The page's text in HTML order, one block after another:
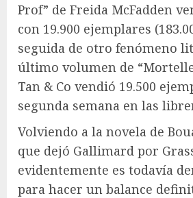
Prof” de Freida McFadden
con 19.900 ejemplares
seguida de otro fenómeno
último volumen de
Tan & Co vendió 19.500
segunda semana en las
Volviendo a la novela de
que dejó Gallimard por
evidentemente es todavía
para hacer un balance